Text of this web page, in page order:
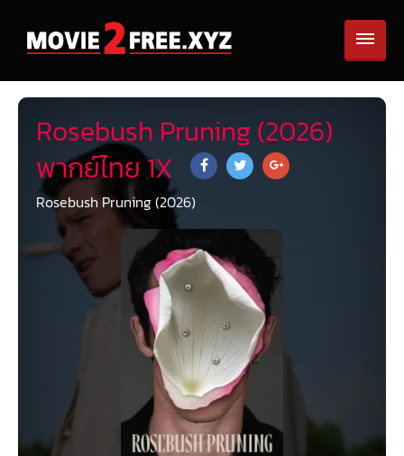
Rosebush Pruning (2026)
พากย์ไทย 1X
Rosebush Pruning (2026)